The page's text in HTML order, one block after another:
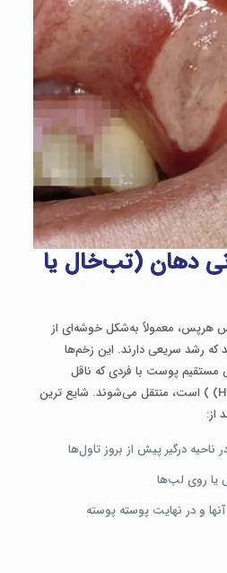
دهان (تب‌خال یا
هرپس، معمولاً به‌شکل خوشه‌ای از
رشد سریعی دارند. این زخم‌ها
پوست با فردی که ناقل
ویروس هرپس سیمپلکس HSV) ) است، منتقل می‌شوند. شایع ترین
از:
ناحیه درگیر پیش از بروز تاول‌ها
یا روی لب‌ها
و در نهایت پوسته پوسته